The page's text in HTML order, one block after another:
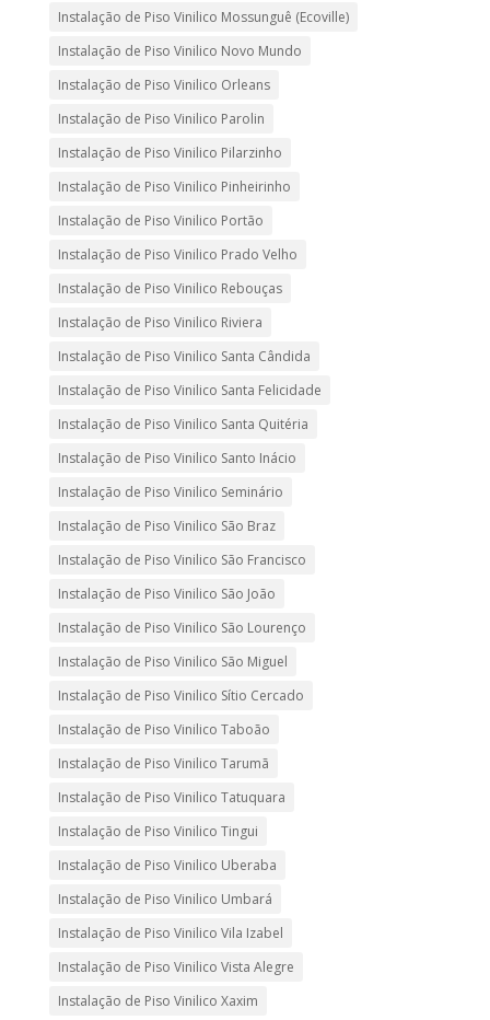
Instalação de Piso Vinilico Mossunguê (Ecoville)
Instalação de Piso Vinilico Novo Mundo
Instalação de Piso Vinilico Orleans
Instalação de Piso Vinilico Parolin
Instalação de Piso Vinilico Pilarzinho
Instalação de Piso Vinilico Pinheirinho
Instalação de Piso Vinilico Portão
Instalação de Piso Vinilico Prado Velho
Instalação de Piso Vinilico Rebouças
Instalação de Piso Vinilico Riviera
Instalação de Piso Vinilico Santa Cândida
Instalação de Piso Vinilico Santa Felicidade
Instalação de Piso Vinilico Santa Quitéria
Instalação de Piso Vinilico Santo Inácio
Instalação de Piso Vinilico Seminário
Instalação de Piso Vinilico São Braz
Instalação de Piso Vinilico São Francisco
Instalação de Piso Vinilico São João
Instalação de Piso Vinilico São Lourenço
Instalação de Piso Vinilico São Miguel
Instalação de Piso Vinilico Sítio Cercado
Instalação de Piso Vinilico Taboão
Instalação de Piso Vinilico Tarumã
Instalação de Piso Vinilico Tatuquara
Instalação de Piso Vinilico Tingui
Instalação de Piso Vinilico Uberaba
Instalação de Piso Vinilico Umbará
Instalação de Piso Vinilico Vila Izabel
Instalação de Piso Vinilico Vista Alegre
Instalação de Piso Vinilico Xaxim